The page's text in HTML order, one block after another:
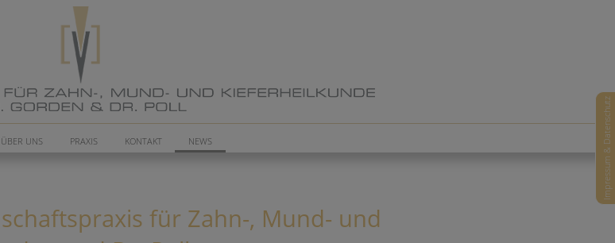
Impressum & Datenschutz
ÜBER UNS PRAXIS KONTAKT NEWS
für Zahn-, Mund- und